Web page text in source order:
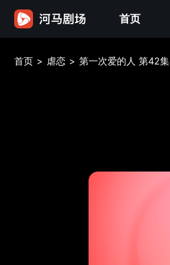
首页
首页 > 虐恋 > 第一次爱的人 第42集